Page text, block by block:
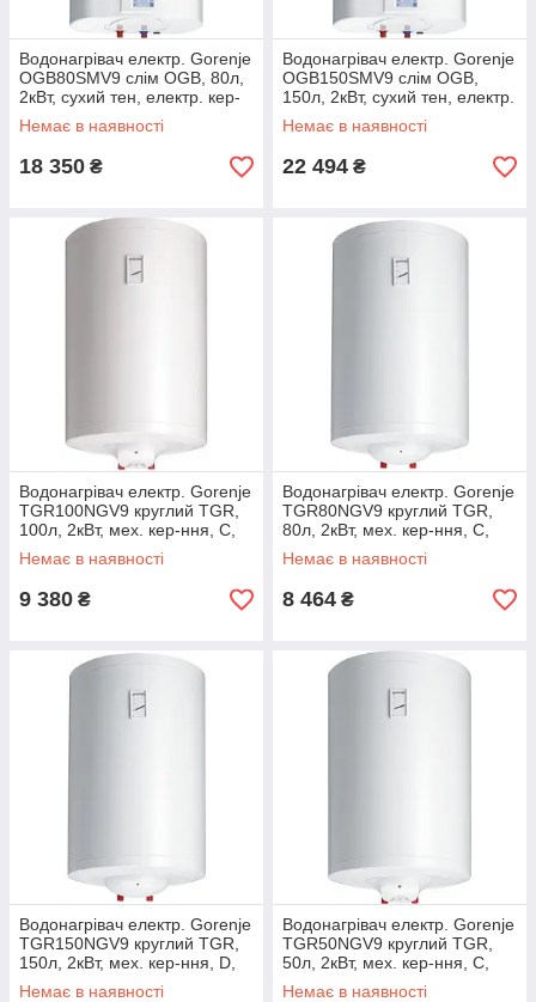
Водонагрівач електр. Gorenje
OGB80SMV9 слім OGB, 80л,
2кВт, сухий тен, електр. кер-
ння, B, білий
Немає в наявності
18 350 ₴
Водонагрівач електр. Gorenje
OGB150SMV9 слім OGB,
150л, 2кВт, сухий тен, електр.
кер-ння, C, білий
Немає в наявності
22 494 ₴
Водонагрівач електр. Gorenje
TGR100NGV9 круглий TGR,
100л, 2кВт, мех. кер-ння, C,
білий
Немає в наявності
9 380 ₴
Водонагрівач електр. Gorenje
TGR80NGV9 круглий TGR,
80л, 2кВт, мех. кер-ння, C,
білий
Немає в наявності
8 464 ₴
Водонагрівач електр. Gorenje
TGR150NGV9 круглий TGR,
150л, 2кВт, мех. кер-ння, D,
білий
Немає в наявності
Водонагрівач електр. Gorenje
TGR50NGV9 круглий TGR,
50л, 2кВт, мех. кер-ння, C,
білий
Немає в наявності